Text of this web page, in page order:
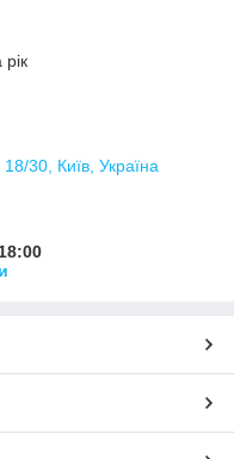
30, Київ, Україна